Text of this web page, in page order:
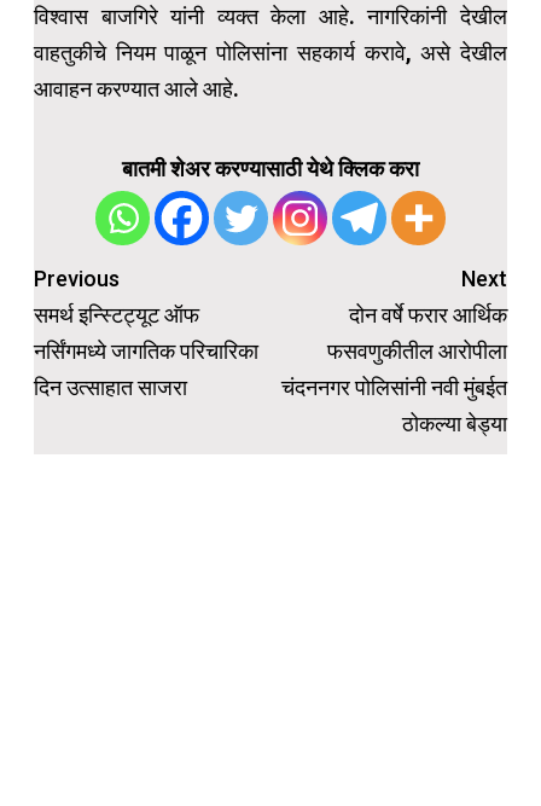
विश्वास बाजगिरे यांनी व्यक्त केला आहे. नागरिकांनी देखील
वाहतुकीचे नियम पाळून पोलिसांना सहकार्य करावे, असे देखील
आवाहन करण्यात आले आहे.
बातमी शेअर करण्यासाठी येथे क्लिक करा
Post
navigation
Previous
समर्थ इन्स्टिट्यूट ऑफ
नर्सिंगमध्ये जागतिक परिचारिका
दिन उत्साहात साजरा
Next
दोन वर्षे फरार आर्थिक
फसवणुकीतील आरोपीला
चंदननगर पोलिसांनी नवी मुंबईत
ठोकल्या बेड्या